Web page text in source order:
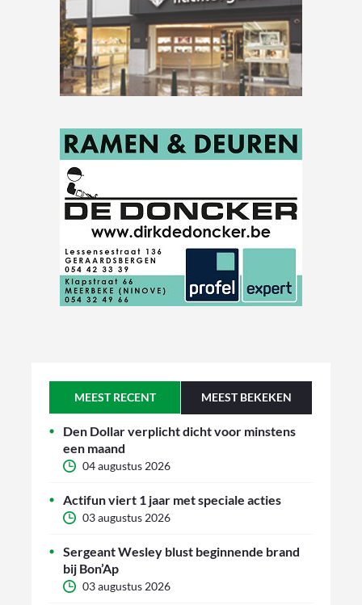
MEEST RECENT MEEST BEKEKEN
Den Dollar verplicht dicht voor minstens
een maand
04 augustus 2026
Actifun viert 1 jaar met speciale acties
03 augustus 2026
Sergeant Wesley blust beginnende brand
bij Bon’Ap
03 augustus 2026